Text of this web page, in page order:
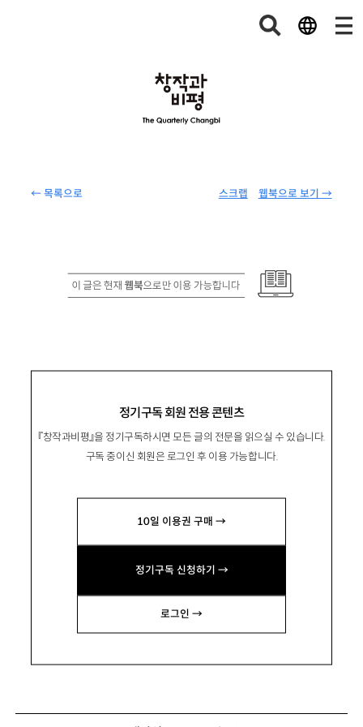
← 목록으로 웹북으로 보기 →
스크랩
정기구독 회원 전용 콘텐츠
『창작과비평』을 정기구독하시면 모든 글의 전문을 읽으실 수 있습니다.
구독 중이신 회원은 로그인 후 이용 가능합니다.
10일 이용권 구매 →
정기구독 신청하기 →
로그인 →